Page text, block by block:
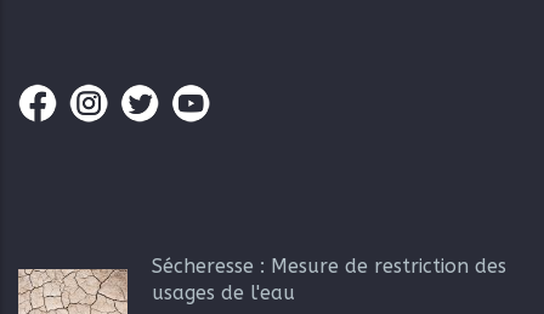
Sécheresse : Mesure de restriction des
usages de l'eau